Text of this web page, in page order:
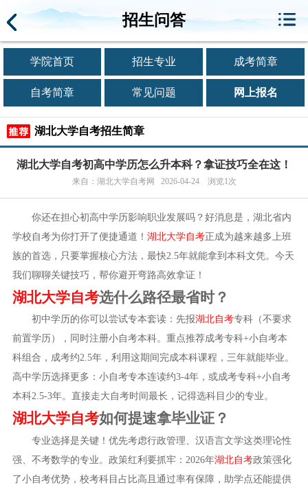
招生问答
学院首页 招生专业 成考简章
自考简章 常见问题 网上报名
湖北大学自考招生简章
湖北大学自考初高中学历怎么升本科？拿证技巧全在这！
来自：湖北大学自考网 2026-04-24 浏览1次
你还在担心初高中学历影响职业发展吗？好消息是，湖北省内
学校自考为你打开了便捷通道！ 湖北大学自考正成为越来越多上班
族的首选，只要掌握核心方法，最快2.5年就能拿到本科文凭。今天
我们聊聊关键技巧，帮你避开弯路高效拿证！
湖北大学自考选什么路径最省时？
初中学历的你可以尝试专本套读：先报湖北自考专科（不要求
前置学历），同时注册小自考本科。重点推荐成考专科+小自考本
科组合，成考约2.5年，利用这期间完成本科课程，三年就能毕业。
高中学历选择更多：小自考专本连读约3-4年，或成考专科+小自考
本科2.5-3年。直接走大自考时间最长，记得选科目少的专业。
湖北大学自考如何提速拿毕业证？
专业选择是关键！优先考虑行政管理、汉语言文学这类理论性
强、不考数学的专业。政策红利要抓牢：2026年湖北自考政策强化
了小自考优势，校考科目占比高且通过率有保障，助学点还能提供